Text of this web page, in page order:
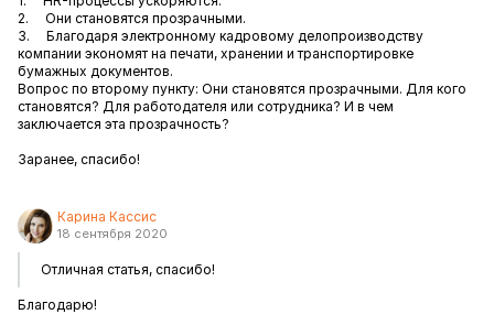
2. Они становятся прозрачными.
3. Благодаря электронному кадровому делопроизводству
компании экономят на печати, хранении и транспортировке
бумажных документов.
Вопрос по второму пункту: Они становятся прозрачными. Для кого
становятся? Для работодателя или сотрудника? И в чем
заключается эта прозрачность?
Заранее, спасибо!
Карина Кассис
18 сентября 2020
Отличная статья, спасибо!
Благодарю!